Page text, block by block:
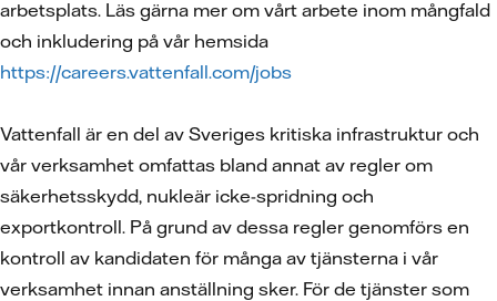
arbetsplats. Läs gärna mer om vårt arbete inom mångfald
och inkludering på vår hemsida
https://careers.vattenfall.com/jobs
Vattenfall är en del av Sveriges kritiska infrastruktur och
vår verksamhet omfattas bland annat av regler om
säkerhetsskydd, nukleär icke-spridning och
exportkontroll. På grund av dessa regler genomförs en
kontroll av kandidaten för många av tjänsterna i vår
verksamhet innan anställning sker. För de tjänster som